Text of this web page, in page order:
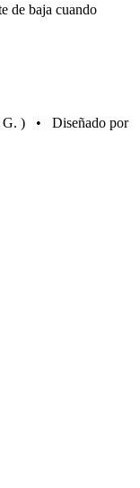
de baja cuando
G. ) • Diseñado por